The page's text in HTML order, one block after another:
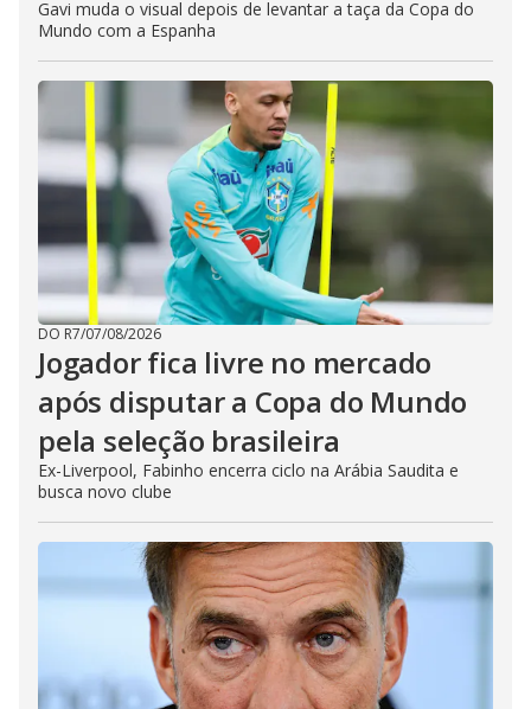
Gavi muda o visual depois de levantar a taça da Copa do
Mundo com a Espanha
DO R7/07/08/2026
Jogador fica livre no mercado
após disputar a Copa do Mundo
pela seleção brasileira
Ex-Liverpool, Fabinho encerra ciclo na Arábia Saudita e
busca novo clube